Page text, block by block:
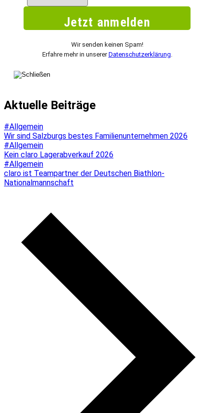
Wir senden keinen Spam!
Erfahre mehr in unsererDatenschutzerklärung
Aktuelle Beiträge
#Allgemein
Wir sind Salzburgs bestes Familienunternehmen 2026
#Allgemein
Kein claro Lagerabverkauf 2026
#Allgemein
claro ist Teampartner der Deutschen Biathlon-
Nationalmannschaft